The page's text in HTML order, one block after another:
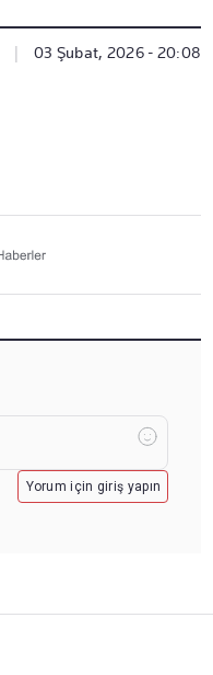
03 Şubat, 2026 - 20:08
Yorum için giriş yapın